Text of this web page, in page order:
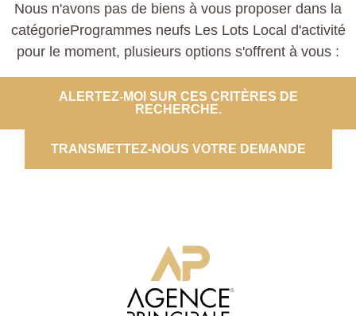
Nous n'avons pas de biens à vous proposer dans la
catégorieProgrammes neufs Les Lots Local d'activité
pour le moment, plusieurs options s'offrent à vous :
ALERTEZ-MOI SUR CES CRITÈRES DE
RECHERCHE.
TRANSMETTEZ-NOUS VOTRE DEMANDE